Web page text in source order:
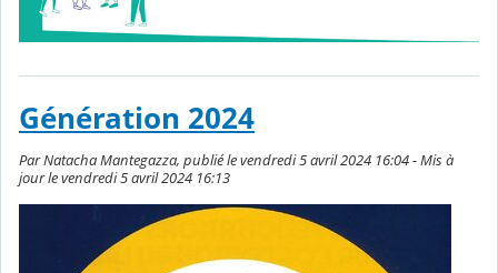
Génération 2024
Par Natacha Mantegazza, publié le vendredi 5 avril 2024 16:04 - Mis à
jour le vendredi 5 avril 2024 16:13